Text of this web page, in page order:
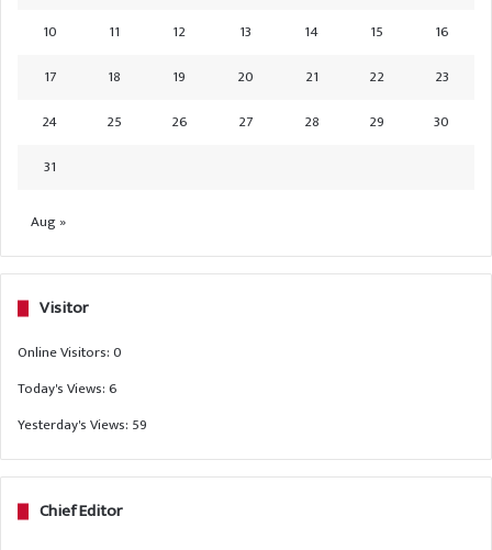
10
11 12 13 14 15
16
17
18 19 20 21 22
23
24
25 26 27 28 29
30
31
Aug »
Visitor
Online Visitors:0
Today's Views:6
Yesterday's Views: 59
Chief Editor